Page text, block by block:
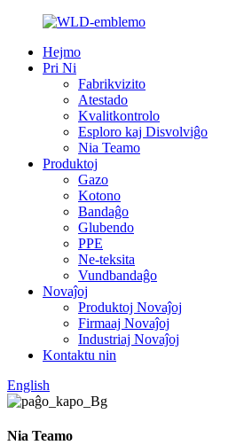
Hejmo
Pri Ni
Fabrikvizito
Atestado
Kvalitkontrolo
Esploro kaj Disvolviĝo
Nia Teamo
Produktoj
Gazo
Kotono
Bandaĝo
Glubendo
PPE
Ne-teksita
Vundbandaĝo
Novaĵoj
Produktoj Novaĵoj
Firmaaj Novaĵoj
Industriaj Novaĵoj
Kontaktu nin
English
Nia Teamo